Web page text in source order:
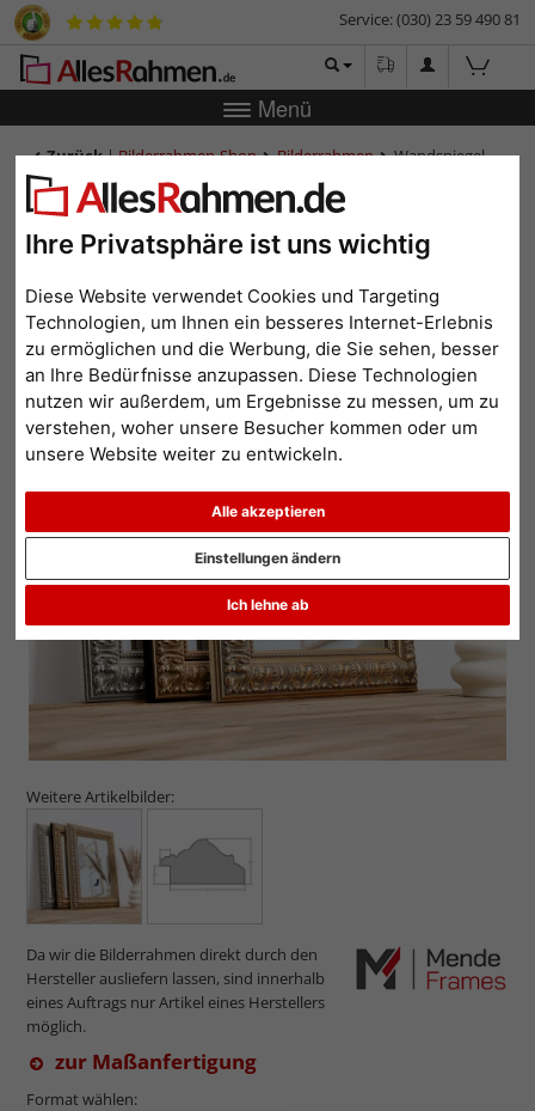
Ihre Privatsphäre ist uns wichtig
Diese Website verwendet Cookies und Targeting
Technologien, um Ihnen ein besseres Internet-Erlebnis
zu ermöglichen und die Werbung, die Sie sehen, besser
an Ihre Bedürfnisse anzupassen. Diese Technologien
nutzen wir außerdem, um Ergebnisse zu messen, um zu
verstehen, woher unsere Besucher kommen oder um
unsere Website weiter zu entwickeln.
Alle akzeptieren
Ich lehne ab
Einstellungen ändern
Service: (030) 23 59 490 81
Menü
Zurück|Bilderrahmen-Shop Bilderrahmen
Wandspiegel
Macondo - Exclusive Series
Wandspiegel Macondo -
Exclusive Series
Zurück
Weitere Artikelbilder:
Da wir die Bilderrahmen direkt durch den
Hersteller ausliefern lassen, sind innerhalb
eines Auftrags nur Artikel eines Herstellers
möglich.
zur Maßanfertigung
Format wählen: